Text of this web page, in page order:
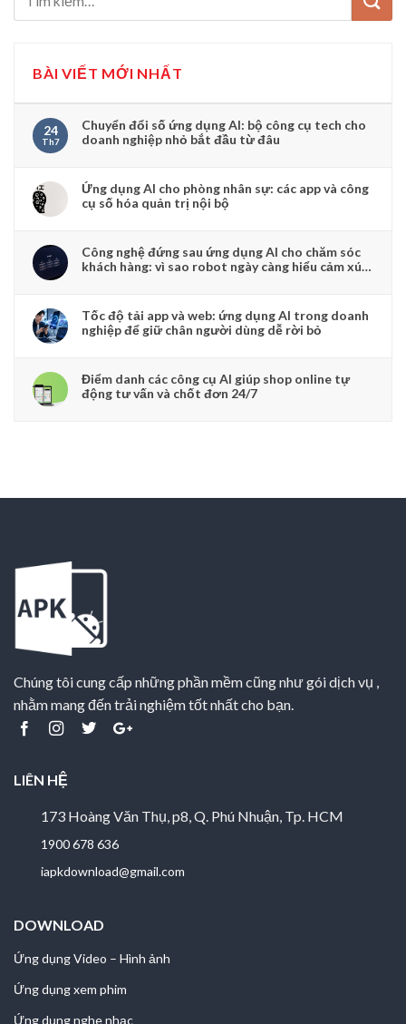
BÀI VIẾT MỚI NHẤT
24
Th7
Chuyển đổi số ứng dụng AI: bộ công cụ tech cho
doanh nghiệp nhỏ bắt đầu từ đâu
Ứng dụng AI cho phòng nhân sự: các app và công
cụ số hóa quản trị nội bộ
Công nghệ đứng sau ứng dụng AI cho chăm sóc
khách hàng: vì sao robot ngày càng hiểu cảm xúc
Tốc độ tải app và web: ứng dụng AI trong doanh
nghiệp để giữ chân người dùng dễ rời bỏ
Điểm danh các công cụ AI giúp shop online tự
động tư vấn và chốt đơn 24/7
Chúng tôi cung cấp những phần mềm cũng như gói dịch vụ ,
nhằm mang đến trải nghiệm tốt nhất cho bạn.
LIÊN HỆ
173 Hoàng Văn Thụ, p8, Q. Phú Nhuận, Tp. HCM
1900 678 636
iapkdownload@gmail.com
DOWNLOAD
Ứng dụng Video – Hình ảnh
Ứng dụng xem phim
Ứng dụng nghe nhạc